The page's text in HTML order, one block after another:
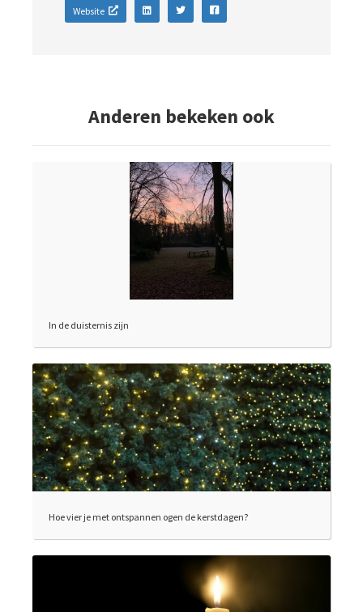
Website
Anderen bekeken ook
In de duisternis zijn
Hoe vier je met ontspannen ogen de kerstdagen?